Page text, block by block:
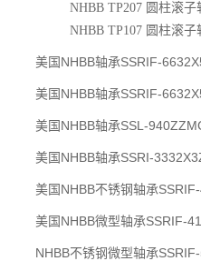
NHBB TP207 圆柱滚子
NHBB TP107 圆柱滚子
美国NHBB轴承SSRIF-
美国NHBB轴承SSRIF-
美国NHBB轴承SSL-
美国NHBB轴承SSRI-
美国NHBB不锈钢轴承
美国NHBB微型轴承SSRIF-
NHBB不锈钢微型轴承